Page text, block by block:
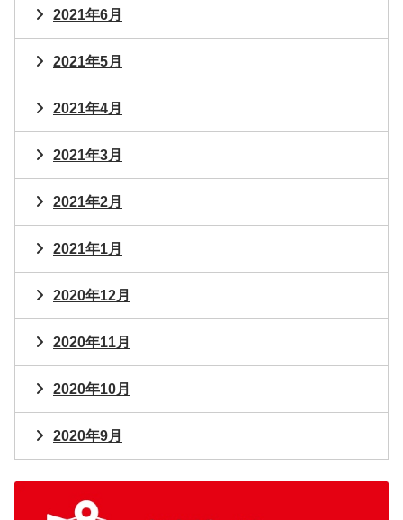
2021年6月
2021年5月
2021年4月
2021年3月
2021年2月
2021年1月
2020年12月
2020年11月
2020年10月
2020年9月